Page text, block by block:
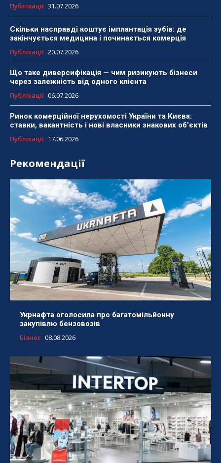
Публікації 31.07.2026
Скільки насправді коштує імплантація зубів: де
закінчується медицина і починається комерція
Публікації 20.07.2026
Що таке диверсифікація — чим ризикують бізнеси
через залежність від одного клієнта
Публікації 06.07.2026
Ринок комерційної нерухомості України та Києва:
ставки, вакантність і нові власники знакових об'єктів
Публікації 17.06.2026
Рекомендації
Укрнафта оголосила про багатомільйонну
закупівлю бензовозів
Бізнес 08.08.2026